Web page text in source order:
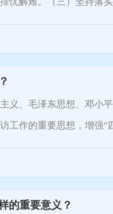
、毛泽东思想、邓小平
工作的重要思想，增强“
的重要意义？